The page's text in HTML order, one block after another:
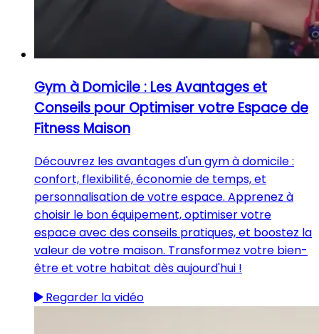
Gym à Domicile : Les Avantages et
Conseils pour Optimiser votre Espace de
Fitness Maison
Découvrez les avantages d'un gym à domicile :
confort, flexibilité, économie de temps, et
personnalisation de votre espace. Apprenez à
choisir le bon équipement, optimiser votre
espace avec des conseils pratiques, et boostez la
valeur de votre maison. Transformez votre bien-
être et votre habitat dès aujourd'hui !
Regarder la vidéo